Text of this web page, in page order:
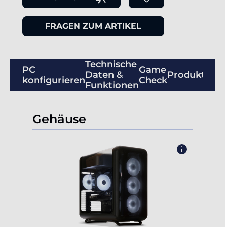
FRAGEN ZUM ARTIKEL
PC
konfigurieren
Technische
Daten &
Funktionen
Game
Check
Gehäuse